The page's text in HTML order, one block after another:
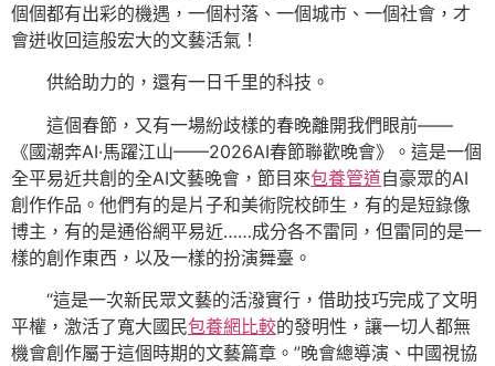
個個都有出彩的機遇，一個村落、一個城市、一個社會，才
會迸收回這般宏大的文藝活氣！
供給助力的，還有一日千里的科技。
這個春節，又有一場紛歧樣的春晚離開我們眼前——
《國潮奔AI·馬躍江山——2026AI春節聯歡晚會》。這是一個
全平易近共創的全AI文藝晚會，節目來包養管道自豪眾的AI
創作作品。他們有的是片子和美術院校師生，有的是短錄像
博主，有的是通俗網平易近……成分各不雷同，但雷同的是一
樣的創作東西，以及一樣的扮演舞臺。
“這是一次新民眾文藝的活潑實行，借助技巧完成了文明
平權，激活了寬大國民包養網比較的發明性，讓一切人都無
機會創作屬于這個時期的文藝篇章。”晚會總導演、中國視協